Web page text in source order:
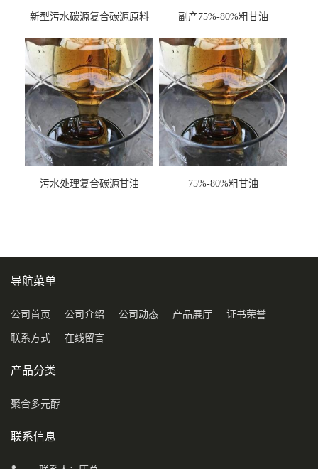
新型污水碳源复合碳源原料
副产75%-80%粗甘油
污水处理复合碳源甘油
75%-80%粗甘油
导航菜单
公司首页 公司介绍 公司动态 产品展厅 证书荣誉
联系方式 在线留言
产品分类
聚合多元醇
联系信息